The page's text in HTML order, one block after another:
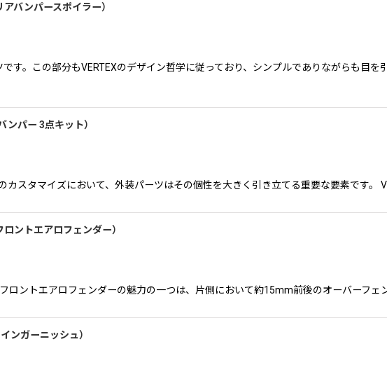
バンパースポイラー）
す。この部分もVERTEXのデザイン哲学に従っており、シンプルでありながらも目を
パー 3点キット）
スタマイズにおいて、外装パーツはその個性を大きく引き立てる重要な要素です。
ントエアロフェンダー）
ロントエアロフェンダーの魅力の一つは、片側において約15mm前後のオーバーフェ
ンガーニッシュ）